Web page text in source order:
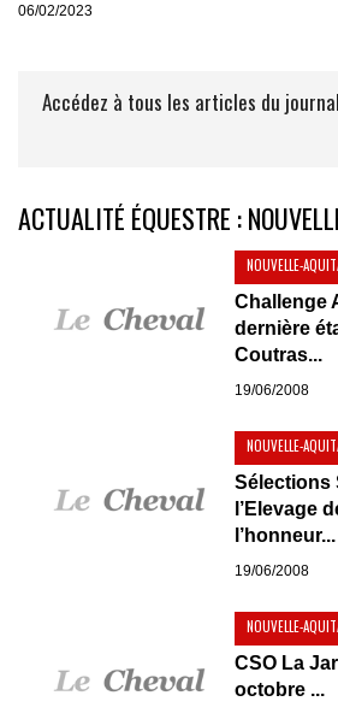
06/02/2023
Accédez à tous les articles du journal
ACTUALITÉ ÉQUESTRE :
NOUVELLE-
Challenge
dernière
Coutras...
19/06/2008
NOUVELLE-
Sélections
l’Elevage
l’honneur...
19/06/2008
NOUVELLE-
CSO La
octobre ...